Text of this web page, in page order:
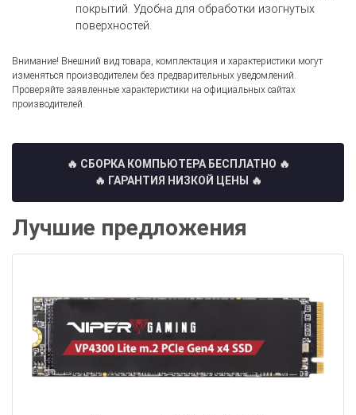
покрытий. Удобна для обработки изогнутых
поверхностей.
Внимание! Внешний вид товара, комплектация и характеристики могут
изменяться производителем без предварительных уведомлений.
Проверяйте заявленные характеристики на официальных сайтах
производителей.
🔥 СБОРКА КОМПЬЮТЕРА БЕСПЛАТНО 🔥
🔥 ГАРАНТИЯ НИЗКОЙ ЦЕНЫ 🔥
Лучшие предложения